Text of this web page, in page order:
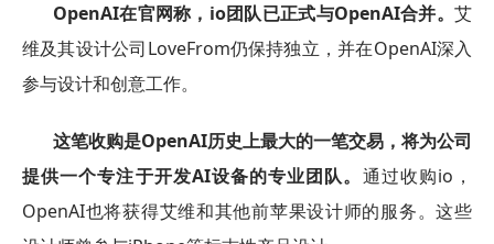
OpenAI在官网称，io团队已正式与OpenAI合并。 艾
维及其设计公司LoveFrom仍保持独立，并在OpenAI深入
参与设计和创意工作。
这笔收购是OpenAI历史上最大的一笔交易，将为公司
提供一个专注于开发AI设备的专业团队。 通过收购io，
OpenAI也将获得艾维和其他前苹果设计师的服务。这些